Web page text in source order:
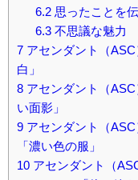
6.2思ったことを
6.3不思議な魅力
7 アセンダント（
白」
8 アセンダント（
い面影」
9 アセンダント（
「濃い色の服」
10 アセンダント（